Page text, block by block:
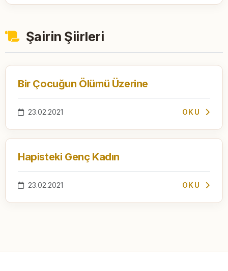
Şairin Şiirleri
Bir Çocuğun Ölümü Üzerine
23.02.2021 OKU
Hapisteki Genç Kadın
23.02.2021 OKU